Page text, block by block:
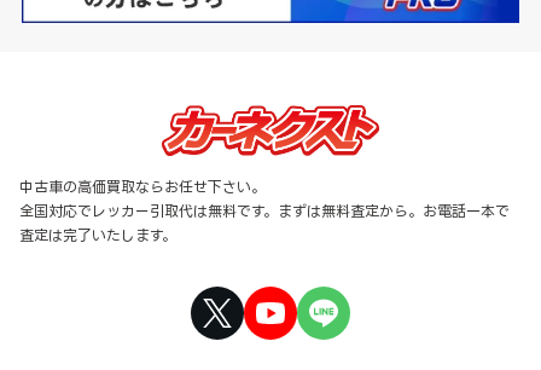
中古車の高価買取ならお任せ下さい。
全国対応でレッカー引取代は無料です。まずは無料査定から。お電話一本で
査定は完了いたします。